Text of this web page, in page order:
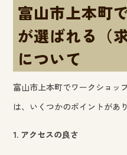
富山市上本町
が選ばれる（
について
富山市上本町でワークショッ
は、いくつかのポイントがあり
1. アクセスの良さ